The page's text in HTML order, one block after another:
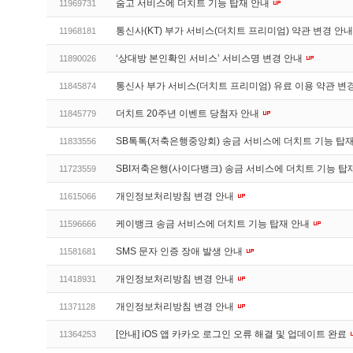
11969731 숨고 서비스에 더치트 기능 탑재 안내
11968181 통신사(KT) 부가 서비스(더치트 프리미엄) 약관 변경 안내
11890026 ‘상대방 본인확인 서비스’ 서비스명 변경 안내
11845874 통신사 부가 서비스(더치트 프리미엄) 유료 이용 약관 변
11845779 더치트 20주년 이벤트 당첨자 안내
11833556 SB톡톡(저축은행중앙회) 송금 서비스에 더치트 기능 탑
11723559 SBI저축은행(사이다뱅크) 송금 서비스에 더치트 기능 탑
11615066 개인정보처리방침 변경 안내
11596666 케이뱅크 송금 서비스에 더치트 기능 탑재 안내
11581681 SMS 문자 인증 장애 발생 안내
11418931 개인정보처리방침 변경 안내
11371128 개인정보처리방침 변경 안내
11364253 [안내] iOS 앱 카카오 로그인 오류 해결 및 업데이트 완료